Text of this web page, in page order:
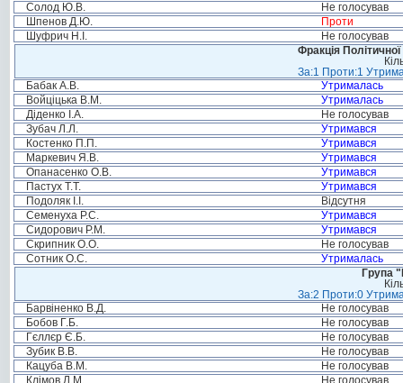
Солод Ю.В.
Не голосував
Шпенов Д.Ю.
Проти
Шуфрич Н.І.
Не голосував
Фракція
За:1 Проти:1
Бабак А.В.
Утрималась
Войціцька В.М.
Утрималась
Діденко І.А.
Не голосував
Зубач Л.Л.
Утримався
Костенко П.П.
Утримався
Маркевич Я.В.
Утримався
Опанасенко О.В.
Утримався
Пастух Т.Т.
Утримався
Подоляк І.І.
Відсутня
Семенуха Р.С.
Утримався
Сидорович Р.М.
Утримався
Скрипник О.О.
Не голосував
Сотник О.С.
Утрималась
Група
За:2 Проти:0
Барвіненко В.Д.
Не голосував
Бобов Г.Б.
Не голосував
Гєллєр Є.Б.
Не голосував
Зубик В.В.
Не голосував
Кацуба В.М.
Не голосував
Клімов Л.М.
Не голосував